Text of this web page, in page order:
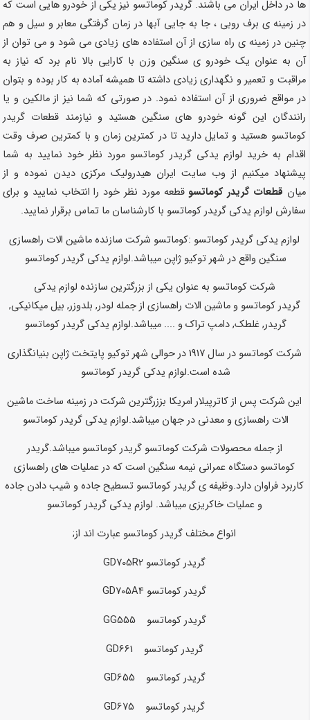
ها در داخل ایران می باشند. گریدر کوماتسو نیز یکی از خودرو هایی است که
در زمینه ی برف روبی ، جا به جایی آبها در زمان گرفتگی معابر و سیل و هم
چنین در زمینه ی راه سازی از آن استفاده های زیادی می شود و می توان از
آن به عنوان یک خودرو ی سنگین وزن با کارایی بالا نام برد که نیاز به
مراقبت و تعمیر و نگهداری زیادی داشته تا همیشه آماده به کار بوده و بتوان
در مواقع ضروری از آن استفاده نمود. در صورتی که شما نیز از مالکین و یا
رانندگان این گونه خودرو های سنگین هستید و نیازمند قطعات گریدر
کوماتسو هستید و تمایل دارید تا در کمترین زمان و با کمترین صرف وقت
اقدام به خرید لوازم یدکی گریدر کوماتسو مورد نظر خود نمایید به شما
پیشنهاد میکنیم از وب سایت ایران هیدرولیک مرکزی دیدن نموده و از
میان قطعات گریدر کوماتسوقطعه مورد نظر خود را انتخاب نمایید و برای
سفارش لوازم یدکی گریدر کوماتسو با کارشناسان ما تماس برقرار نمایید.
لوازم یدکی گریدر کوماتسو :کوماتسو شرکت سازنده ماشین الات راهسازی
سنگین واقع در شهر توکیو ژاپن میباشد.لوازم یدکی گریدرکوماتسو
شرکت کوماتسو به عنوان یکی از بزرگترین سازنده لوازم یدکی
گریدرکوماتسو و ماشین الات راهسازی از جمله لودر, بلدوزر, بیل میکانیکی,
گریدر, غلطک, دامپ تراک و .... میباشد.لوازم یدکی گریدرکوماتسو
شرکت کوماتسو در سال 1917 در حوالی شهر توکیو پایتخت ژاپن بنیانگذاری
شده است.لوازم یدکی گریدرکوماتسو
این شرکت پس از کاترپیلار امریکا بززرگترین شرکت در زمینه ساخت ماشین
الات راهسازی و معدنی در جهان میباشد.لوازم یدکی گریدرکوماتسو
از جمله محصولات شرکت کوماتسو گریدرکوماتسومیباشد.گریدر
کوماتسو دستگاه عمرانی نیمه سنگین است که در عملیات های راهسازی
کاربرد فراوان دارد.وظیفه ی گریدرکوماتسو تسطیح جاده و شیب دادن جاده
و عملیات خاکریزی میباشد. لوازم یدکی گریدرکوماتسو
انواع مختلفگریدرکوماتسو عبارت اند از;
گریدرکوماتسو GD705R2
گریدرکوماتسو GD705A4
گریدرکوماتسو GG555
گریدرکوماتسو GD661
گریدرکوماتسو GD655
گریدرکوماتسو GD675